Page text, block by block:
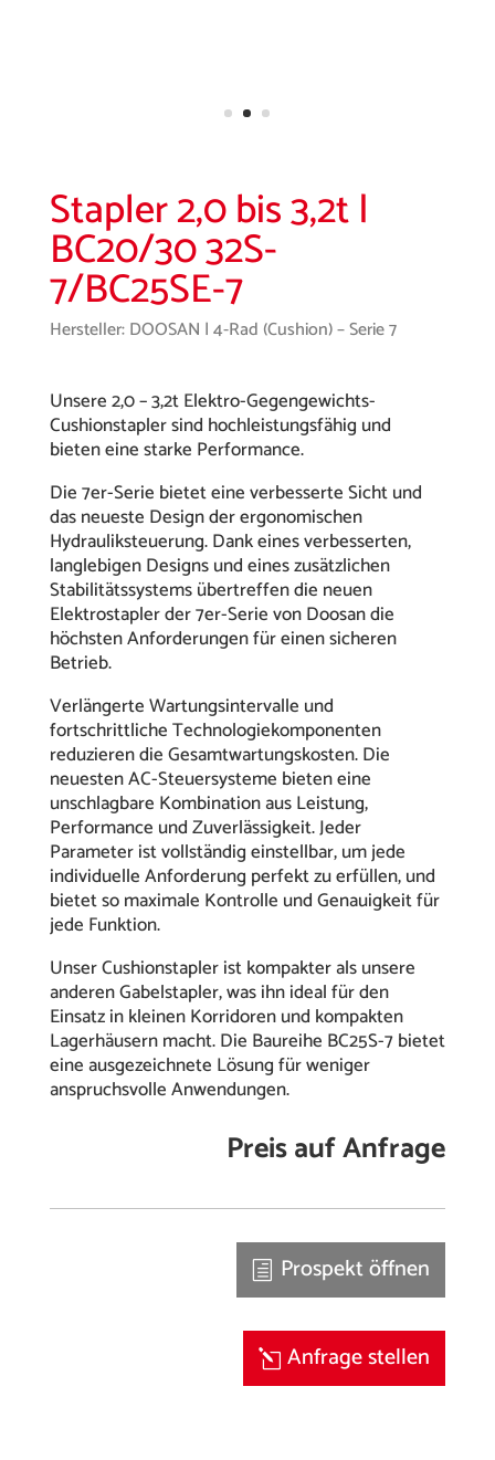
Stapler 2,0 bis 3,2t |
BC20/30 32S-
7/BC25SE-7
Hersteller: DOOSAN | 4-Rad (Cushion) – Serie 7
Unsere 2,0 – 3,2t Elektro-Gegengewichts-
Cushionstapler sind hochleistungsfähig und
bieten eine starke Performance.
Die 7er-Serie bietet eine verbesserte Sicht und
das neueste Design der ergonomischen
Hydrauliksteuerung. Dank eines verbesserten,
langlebigen Designs und eines zusätzlichen
Stabilitätssystems übertreffen die neuen
Elektrostapler der 7er-Serie von Doosan die
höchsten Anforderungen für einen sicheren
Betrieb.
Verlängerte Wartungsintervalle und
fortschrittliche Technologiekomponenten
reduzieren die Gesamtwartungskosten. Die
neuesten AC-Steuersysteme bieten eine
unschlagbare Kombination aus Leistung,
Performance und Zuverlässigkeit. Jeder
Parameter ist vollständig einstellbar, um jede
individuelle Anforderung perfekt zu erfüllen, und
bietet so maximale Kontrolle und Genauigkeit für
jede Funktion.
Unser Cushionstapler ist kompakter als unsere
anderen Gabelstapler, was ihn ideal für den
Einsatz in kleinen Korridoren und kompakten
Lagerhäusern macht. Die Baureihe BC25S-7 bietet
eine ausgezeichnete Lösung für weniger
anspruchsvolle Anwendungen.
Preis auf Anfrage
Prospekt öffnen
Anfrage stellen